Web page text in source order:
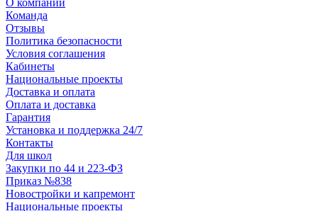
О компании
Команда
Отзывы
Политика безопасности
Условия соглашения
Кабинеты
Национальные проекты
Доставка и оплата
Оплата и доставка
Гарантия
Установка и поддержка 24/7
Контакты
Для школ
Закупки по 44 и 223-ФЗ
Приказ №838
Новостройки и капремонт
Национальные проекты